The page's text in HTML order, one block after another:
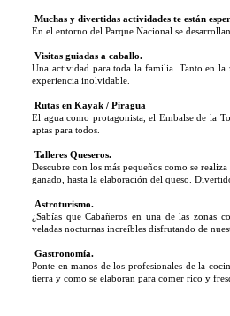
Muchas y divertidas actividades te están
En el entorno del Parque Nacional se
Visitas guiadas a caballo.
Una actividad para toda la familia. Tanto en la
experiencia inolvidable.
Rutas en Kayak / Piragua
El agua como protagonista, el Embalse de la
aptas para todos.
Talleres Queseros.
Descubre con los más pequeños como se
ganado, hasta la elaboración del queso.
Astroturismo.
¿Sabías que Cabañeros en una de las zonas
veladas nocturnas increíbles disfrutando de
Gastronomía.
Ponte en manos de los profesionales de la
tierra y como se elaboran para comer rico y